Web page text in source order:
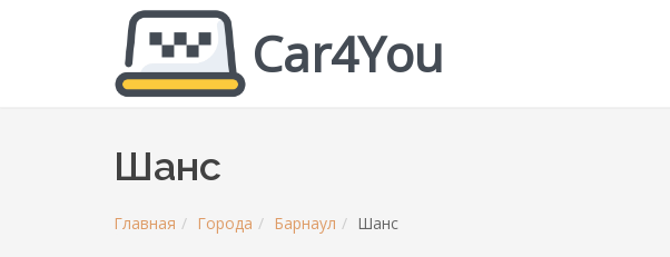
Car4You
Шанс
Главная Города Барнаул Шанс